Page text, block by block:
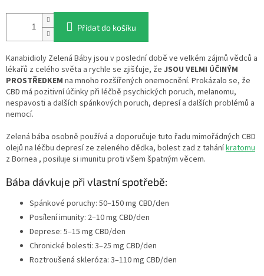
Přidat do košíku
Kanabidioly Zelená Báby jsou v poslední době ve velkém zájmů vědců a
lékařů z celého světa a rychle se zjišťuje, že JSOU VELMI ÚČINÝM
PROSTŘEDKEM na mnoho rozšířených onemocnění. Prokázalo se, že
CBD má pozitivní účinky při léčbě psychických poruch, melanomu,
nespavosti a dalších spánkových poruch, depresí a dalších problémů a
nemocí.
Zelená bába osobně používá a doporučuje tuto řadu mimořádných CBD
olejů na léčbu depresí ze zeleného dědka, bolest zad z taháníkratomu
z Bornea , posiluje si imunitu proti všem špatným věcem.
Bába dávkuje při vlastní spotřebě:
Spánkové poruchy: 50–150 mg CBD/den
Posílení imunity: 2–10 mg CBD/den
Deprese: 5–15 mg CBD/den
Chronické bolesti: 3–25 mg CBD/den
Roztroušená skleróza: 3–110 mg CBD/den